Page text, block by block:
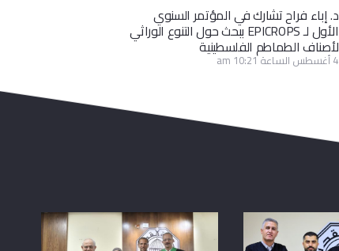
د. إباء فراح تشارك في المؤتمر السنوي
الأول لـ EPICROPS ببحث حول التنوع الوراثي
لأصناف الطماطم الفلسطينية
4 أغسطس الساعة 10:21 am